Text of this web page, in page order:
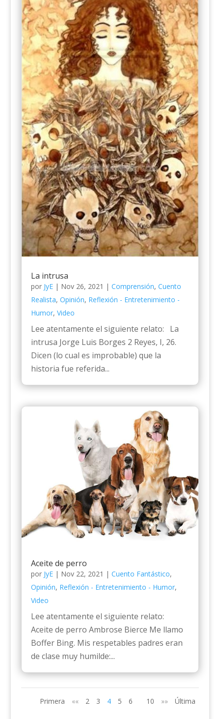
La intrusa
por JyE| Nov 26, 2021 | Comprensión, Cuento
Realista, Opinión, Reflexión - Entretenimiento -
Humor, Video
Lee atentamente el siguiente relato: La
intrusa Jorge Luis Borges 2 Reyes, I, 26.
Dicen (lo cual es improbable) que la
historia fue referida...
Aceite de perro
por JyE| Nov 22, 2021 | Cuento Fantástico,
Opinión, Reflexión - Entretenimiento - Humor,
Video
Lee atentamente el siguiente relato:
Aceite de perro Ambrose Bierce Me llamo
Boffer Bing. Mis respetables padres eran
de clase muy humilde:...
Primera «« 2 3 4 5 6 10 »» Última